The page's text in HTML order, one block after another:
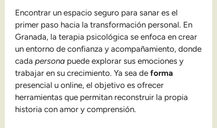
Encontrar un espacio seguro para sanar es el
primer paso hacia la transformación personal. En
Granada, la terapia psicológica se enfoca en crear
un entorno de confianza y acompañamiento, donde
cadapersona puede explorar sus emociones y
trabajar en su crecimiento. Ya sea deforma
presencial u online, el objetivo es ofrecer
herramientas que permitan reconstruir la propia
historia con amor y comprensión.